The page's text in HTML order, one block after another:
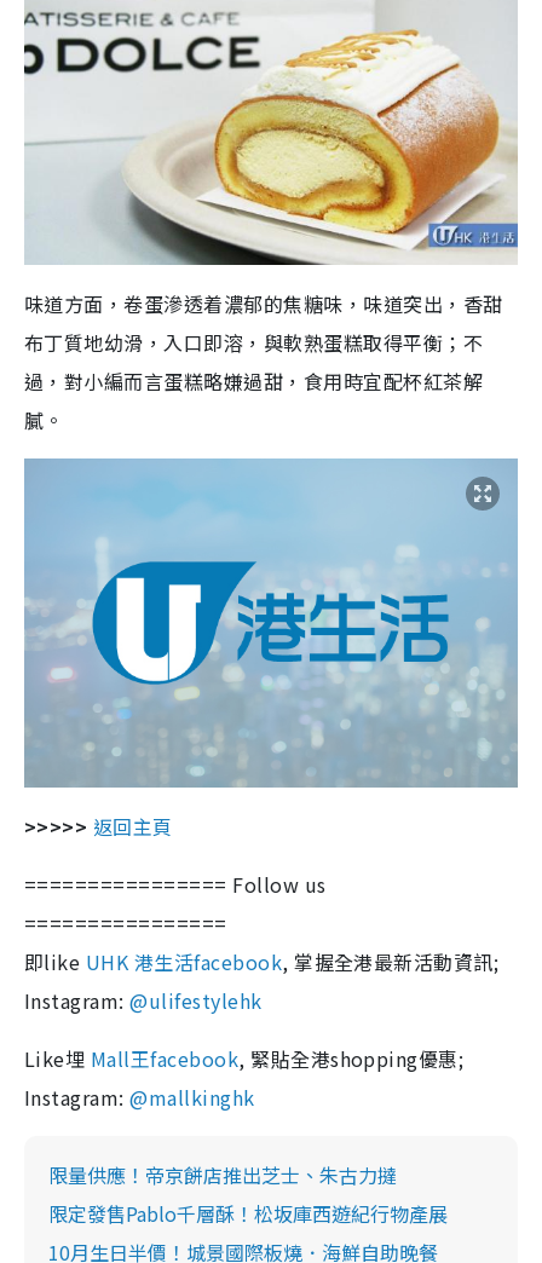
味道方面，卷蛋滲透着濃郁的焦糖味，味道突出，香甜
布丁質地幼滑，入口即溶，與軟熟蛋糕取得平衡；不
過，對小編而言蛋糕略嫌過甜，食用時宜配杯紅茶解
膩。
>>>>> 返回主頁
================ Follow us
================
即like UHK 港生活facebook, 掌握全港最新活動資訊;
Instagram:@ulifestylehk
Like埋 Mall王facebook, 緊貼全港shopping優惠;
Instagram:@mallkinghk
限量供應！帝京餅店推出芝士、朱古力撻
限定發售Pablo千層酥！松坂庫西遊紀行物產展
10月生日半價！城景國際板燒．海鮮自助晚餐